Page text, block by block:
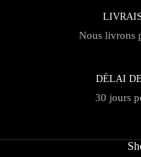
Nous livrons
DÉLAI
30 jours